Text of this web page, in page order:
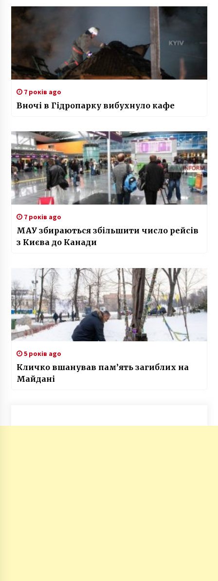
7 років ago
Вночі в Гідропарку вибухнуло кафе
7 років ago
МАУ збираються збільшити число рейсів
з Києва до Канади
5 років ago
Кличко вшанував пам’ять загиблих на
Майдані